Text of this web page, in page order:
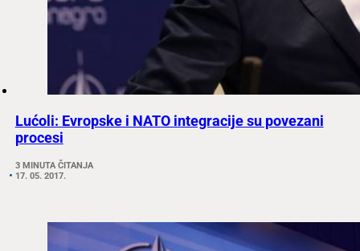
Lućoli: Evropske i NATO integracije su povezani
procesi
3 MINUTA ČITANJA
17. 05. 2017.